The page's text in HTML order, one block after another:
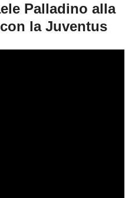
Palladino alla
la Juventus